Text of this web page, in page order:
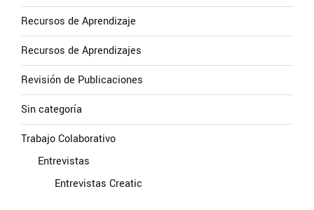
Recursos de Aprendizaje
Recursos de Aprendizajes
Revisión de Publicaciones
Sin categoría
Trabajo Colaborativo
Entrevistas
Entrevistas Creatic